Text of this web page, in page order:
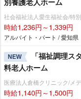
社会福祉法人愛生福祉会/特
時給1,236円～1,339円
アルバイト・パート / 愛知県
NEW
「福祉調理
料老人ホーム
医療法人倉橋クリニック/メ
時給1,140円～1,500円